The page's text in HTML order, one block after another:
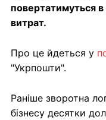
повертатимуться
витрат.
Про це йдеться у
"Укрпошти".
Раніше зворотна
бізнесу десятки